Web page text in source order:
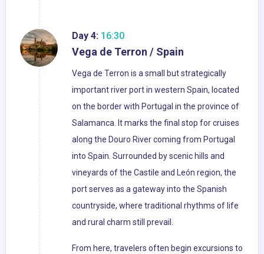
Day 4: 16:30
Vega de Terron / Spain
Vega de Terron is a small but strategically
important river port in western Spain, located
on the border with Portugal in the province of
Salamanca. It marks the final stop for cruises
along the Douro River coming from Portugal
into Spain. Surrounded by scenic hills and
vineyards of the Castile and León region, the
port serves as a gateway into the Spanish
countryside, where traditional rhythms of life
and rural charm still prevail.
From here, travelers often begin excursions to